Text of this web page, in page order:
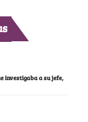
investigaba a su jefe,